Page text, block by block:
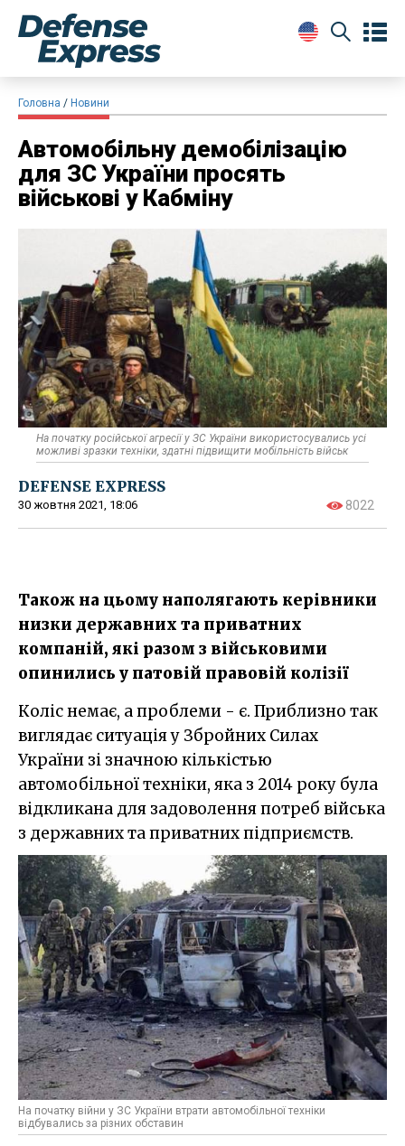
Головна Новини
Автомобільну демобілізацію
для ЗС України просять
військові у Кабміну
На початку російської агресії у ЗС України використосувались усі
можливі зразки техніки, здатні підвищити мобільність військ
DEFENSE EXPRESS
30 жовтня 2021, 18:06 8022
Також на цьому наполягають керівники
низки державних та приватних
компаній, які разом з військовими
опинились у патовій правовій колізії
Коліс немає, а проблеми - є. Приблизно так
виглядає ситуація у Збройних Силах
України зі значною кількістью
автомобільної техніки, яка з 2014 року була
відкликана для задоволення потреб війська
з державних та приватних підприємств.
На початку війни у ЗС України втрати автомобільної техніки
відбувались за різних обставин